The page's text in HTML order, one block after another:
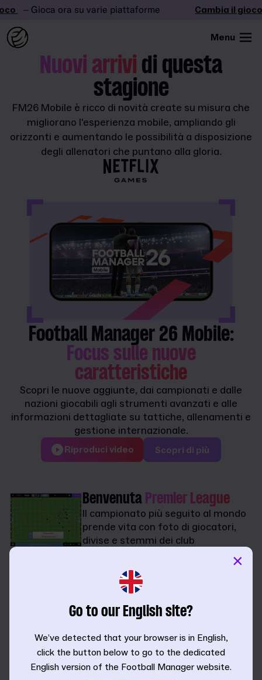
– Gioca ora su varie piattaforme Cambia il gioco
Menu
Nuovi arrivi di questa
stagione
FM26 Mobile è ricco di novità create su misura che
migliorano l'esperienza mobile, ampliando gli
orizzonti e aumentando le possibilità a disposizione
degli allenatori che puntano alla gloria.
Football Manager 26 Mobile:
Focus sulle nuove
caratteristiche
Scopri le nuove aggiunte, dai campionati e dalle
nazioni giocabili agli strumenti avanzati e alle
informazioni dettagliate su tattiche, allenamenti e
gestione internazionale.
Riproduci video Scopri di più
Benvenuta Premier League
Il campionato più seguito al mondo
prende vita con foto di giocatori,
divise e stemmi dei club
completamente su licenza e con i
marchi ufficiali durante la partita.
Trionfa conla nazionale
Cimentati da subito nella guida di
una nazionale con la nuova modalità
Sfida e insegui il sogno di alzare al
cielo la coppa del mondo grazie alla
nuova licenza FIFA.
Go to our English site?
We’ve detected that your browser is in English,
click the button below to go to the dedicated
English version of the Football Manager website.
×